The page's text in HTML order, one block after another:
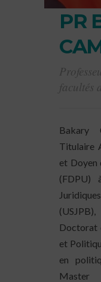
PR
facultés
Bakary
Titulaire
et Doyen
(FDPU)
Doctorat
et
en
Master